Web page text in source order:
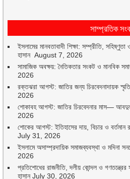
সাম্প্রতিক
ইসলামের মানবতাবাদী শিক্ষা: সম্প্রীতি, সহিষ্ণুতা
হাসান August 7, 2026
সামাজিক অবক্ষয়: নৈতিকতার সংকট ও মানবিক
2026
রক্তঝরা আগস্ট: জাতির জন্য চিরবেদনাদায়ক
2026
শোকাবহ আগস্ট: জাতির চিরবেদনার মাস—
2026
শোকের আগস্ট: ইতিহাসের দায়, বিচার ও বর্তমান
July 31, 2026
ইসলামে অসাম্প্রদায়িক সমাজব্যবস্থা ও মদিনা
2026
প্রতিশোধের রাজনীতি, দলীয় কোন্দল ও
হাসান July 30, 2026